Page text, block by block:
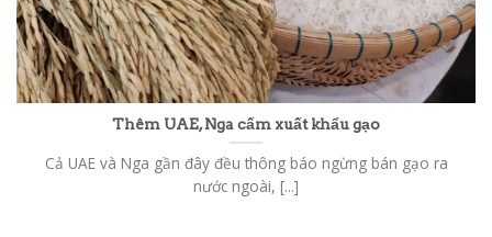
Thêm UAE, Nga cấm xuất khẩu gạo
Cả UAE và Nga gần đây đều thông báo ngừng bán gạo ra
nước ngoài, [...]